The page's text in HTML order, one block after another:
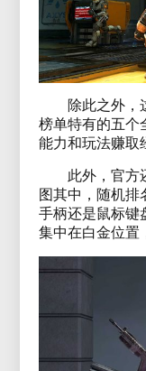
除此之外，
榜单特有的五个
能力和玩法赚取
此外，官方
图其中，随机排
手柄还是鼠标键
集中在白金位置